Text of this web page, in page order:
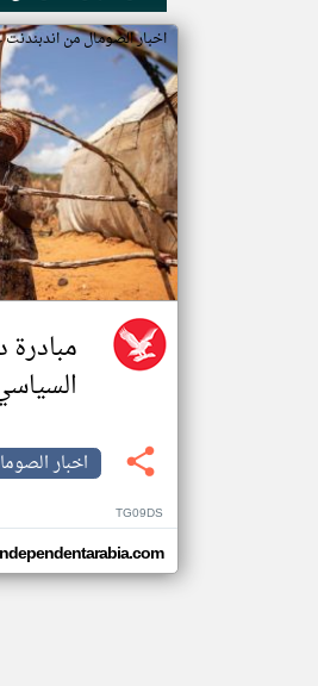
اخبار الصومال من اندبندنت
اخبار
TG09DS